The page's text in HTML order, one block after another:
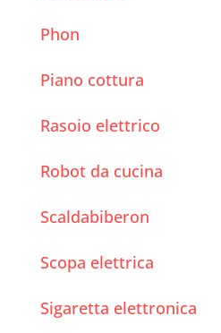
Phon
Piano cottura
Rasoio elettrico
Robot da cucina
Scaldabiberon
Scopa elettrica
Sigaretta elettronica